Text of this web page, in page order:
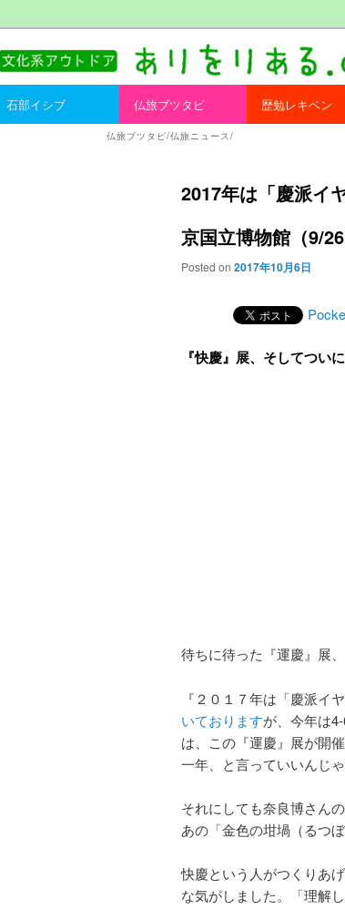
ありをりある.com
書を持ってそとへ出よう。
Main menu
Skip to primary content
Skip to secondary content
石部イシブ 仏旅ブツタビ 歴勉レキベン
仏旅ブツタビ/仏旅ニュース/
2017年は「慶派イ
京国立博物館（9/26
Posted on 2017年10月6日
『快慶』展、そしてつい
待ちに待った『運慶』展
『２０１７年は「慶派イ
いておりますが、今年は
は、この『運慶』展が開
一年、と言っていいんじゃ
それにしても奈良博さん
あの「金色の坩堝（るつ
快慶という人がつくりあ
な気がしました。「理解